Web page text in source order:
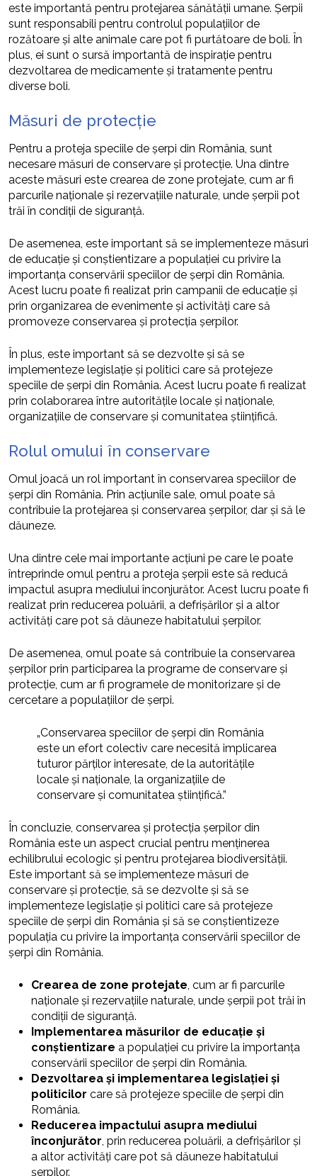
este importantă pentru protejarea sănătății umane. Șerpii
sunt responsabili pentru controlul populațiilor de
rozătoare și alte animale care pot fi purtătoare de boli. În
plus, ei sunt o sursă importantă de inspirație pentru
dezvoltarea de medicamente și tratamente pentru
diverse boli.
Măsuri de protecție
Pentru a proteja speciile de șerpi din România, sunt
necesare măsuri de conservare și protecție. Una dintre
aceste măsuri este crearea de zone protejate, cum ar fi
parcurile naționale și rezervațiile naturale, unde șerpii pot
trăi în condiții de siguranță.
De asemenea, este important să se implementeze măsuri
de educație și conștientizare a populației cu privire la
importanța conservării speciilor de șerpi din România.
Acest lucru poate fi realizat prin campanii de educație și
prin organizarea de evenimente și activități care să
promoveze conservarea și protecția șerpilor.
În plus, este important să se dezvolte și să se
implementeze legislație și politici care să protejeze
speciile de șerpi din România. Acest lucru poate fi realizat
prin colaborarea între autoritățile locale și naționale,
organizațiile de conservare și comunitatea științifică.
Rolul omului în conservare
Omul joacă un rol important în conservarea speciilor de
șerpi din România. Prin acțiunile sale, omul poate să
contribuie la protejarea și conservarea șerpilor, dar și să le
dăuneze.
Una dintre cele mai importante acțiuni pe care le poate
întreprinde omul pentru a proteja șerpii este să reducă
impactul asupra mediului înconjurător. Acest lucru poate fi
realizat prin reducerea poluării, a defrișărilor și a altor
activități care pot să dăuneze habitatului șerpilor.
De asemenea, omul poate să contribuie la conservarea
șerpilor prin participarea la programe de conservare și
protecție, cum ar fi programele de monitorizare și de
cercetare a populațiilor de șerpi.
„Conservarea speciilor de șerpi din România
este un efort colectiv care necesită implicarea
tuturor părților interesate, de la autoritățile
locale și naționale, la organizațiile de
conservare și comunitatea științifică.”
În concluzie, conservarea și protecția șerpilor din
România este un aspect crucial pentru menținerea
echilibrului ecologic și pentru protejarea biodiversității.
Este important să se implementeze măsuri de
conservare și protecție, să se dezvolte și să se
implementeze legislație și politici care să protejeze
speciile de șerpi din România și să se conștientizeze
populația cu privire la importanța conservării speciilor de
șerpi din România.
Crearea de zone protejate , cum ar fi parcurile
naționale și rezervațiile naturale, unde șerpii pot trăi în
condiții de siguranță.
Implementarea măsurilor de educație și
conștientizare a populației cu privire la importanța
conservării speciilor de șerpi din România.
Dezvoltarea și implementarea legislației și
politicilor care să protejeze speciile de șerpi din
România.
Reducerea impactului asupra mediului
înconjurător , prin reducerea poluării, a defrișărilor și
a altor activități care pot să dăuneze habitatului
șerpilor.